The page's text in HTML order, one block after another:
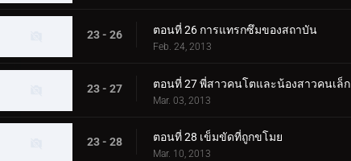
23 - 26 ตอนที่ 26 การแทรกซึมของสถาบัน
Feb. 24, 2013
23 - 27 ตอนที่ 27 พี่สาวคนโตและน้องสาวคนเล็ก
Mar. 03, 2013
23 - 28 ตอนที่ 28 เข็มขัดที่ถูกขโมย
Mar. 10, 2013